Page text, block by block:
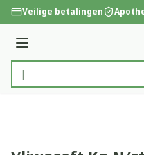
Ga naar de inhoud
Veilige betalingen
Menu
Product, merk,